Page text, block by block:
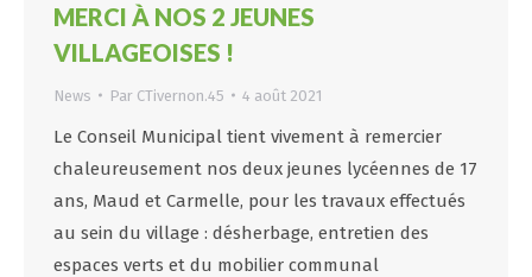
MERCI À NOS 2 JEUNES
VILLAGEOISES !
News Par CTivernon.45 4 août 2021
Le Conseil Municipal tient vivement à remercier
chaleureusement nos deux jeunes lycéennes de 17
ans, Maud et Carmelle, pour les travaux effectués
au sein du village : désherbage, entretien des
espaces verts et du mobilier communal